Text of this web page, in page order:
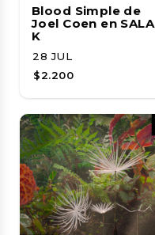
Blood Simple de
Joel Coen en SALA
K
28 JUL
$2.200